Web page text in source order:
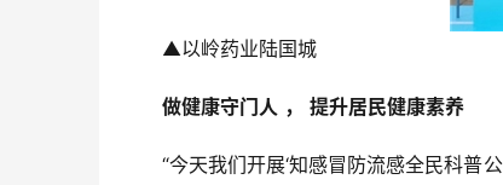
▲以岭药业陆国城
做健康守门人 ， 提升居民健康素养
“今天我们开展‘知感冒防流感全民科普